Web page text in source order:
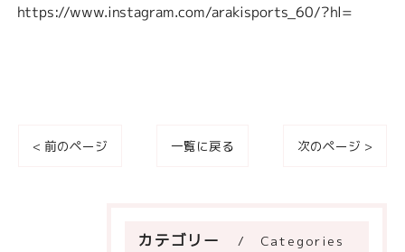
https://www.instagram.com/arakisports_60/?hl=
< 前のページ 一覧に戻る 次のページ >
カテゴリー Categories